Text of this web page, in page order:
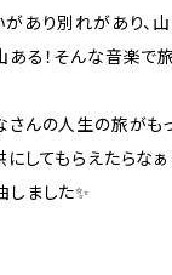
あり別れがあり、
ある！そんな音楽で
んの人生の旅がも
してもらえたらな
ました✨️